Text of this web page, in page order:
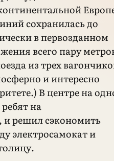
сохранилась до
в первозданном
всего пару
из трех
и интересно
В центре на
на
и решил сэкономить
электросамокат и